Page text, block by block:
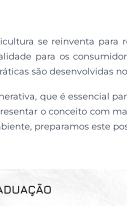
se reinventa para
para os
são desenvolvidas
que é essencial
o conceito com
preparamos este